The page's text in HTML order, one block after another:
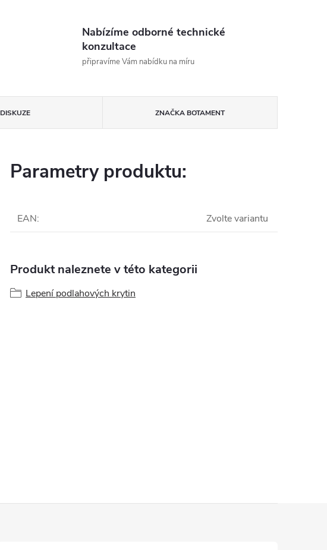
Nabízíme odborné technické
konzultace
připravíme Vám nabídku na míru
DISKUZE ZNAČKABOTAMENT
Parametry produktu:
EAN: Zvolte variantu
Produkt naleznete v této kategorii
Lepení podlahových krytin